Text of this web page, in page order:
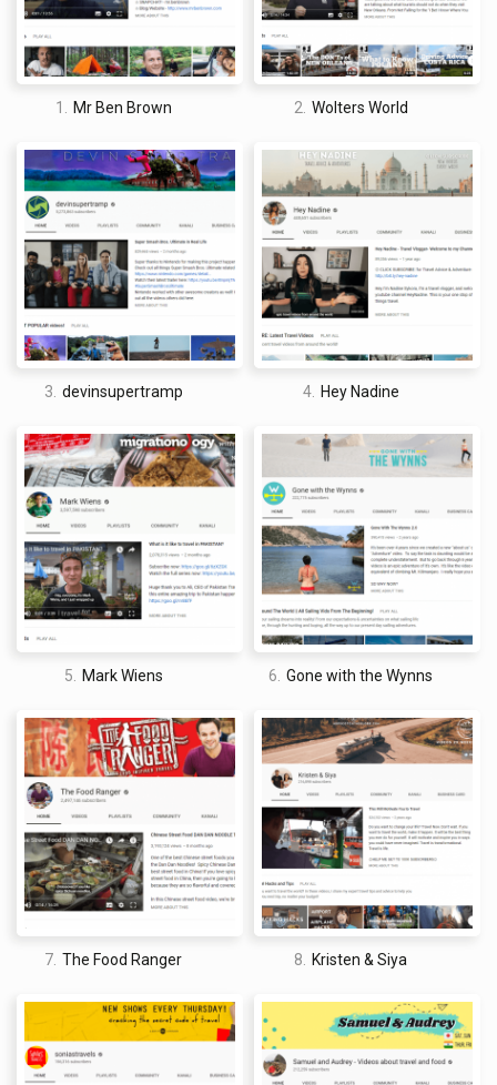
ordenar al visitar ese destino en particular.
Sin embargo, dicho esto, los videos podrían mejorarse si
incluyeran el precio del plato y tal vez un sistema de
califica cada plato del uno al diez, algo que podría ser una
buena inclusión en el canal de YouTube de Samuel y Audrey.
traveled the world twice, so I am sharing my firsthand
knowledge about everything related to travel and spending
time abroad.
1. Mr Ben Brown 2. Wolters World
3. devinsupertramp 4. Hey Nadine
5. Mark Wiens 6. Gone with the Wynns
7. The Food Ranger 8. Kristen & Siya